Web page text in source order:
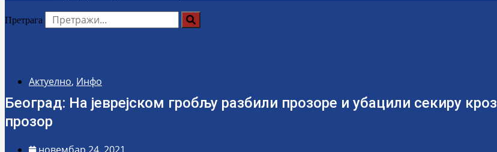
Претрага
Актуелно, Инфо
Београд: На јеврејском гробљу разбили прозоре и убацили секиру кроз
прозор